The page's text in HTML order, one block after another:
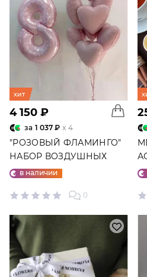
хит
4 150 ₽
за 1 037 ₽ x 4
"РОЗОВЫЙ ФЛАМИНГО"
НАБОР ВОЗДУШНЫХ
ШАРОВ №25
в наличии
0